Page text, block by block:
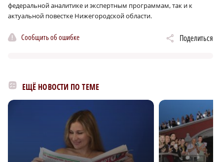
федеральной аналитике и экспертным программам, так и к
актуальной повестке Нижегородской области.
Сообщить об ошибке Поделиться
ЕЩЁ НОВОСТИ ПО ТЕМЕ